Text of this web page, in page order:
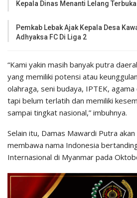
Kepala Dinas Menanti Lelang Terbuka
Pemkab Lebak Ajak Kepala Desa
Adhyaksa FC Di Liga 2
“Kami yakin masih banyak putra
yang memiliki potensi atau
olahraga, seni budaya, IPTEK, agama
tapi belum terlatih dan memiliki
sampai tingkat nasional,” imbuhnya.
Selain itu, Damas Mawardi Putra
membawa nama Indonesia
Internasional di Myanmar pada